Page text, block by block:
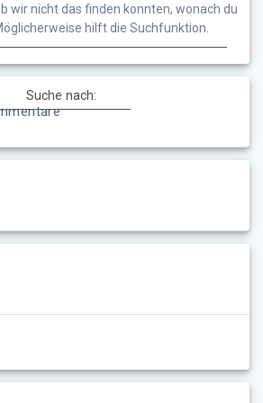
wir nicht das finden konnten, wonach du
hilft die Suchfunktion.
Suche nach: